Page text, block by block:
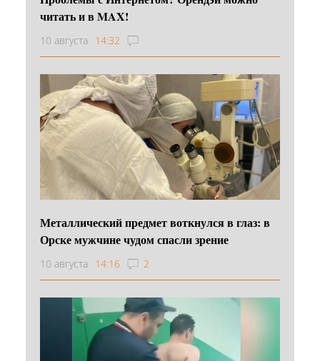
читать и в MAX!
10 августа 14:32
Металлический предмет воткнулся в глаз: в
Орске мужчине чудом спасли зрение
10 августа 14:16 2